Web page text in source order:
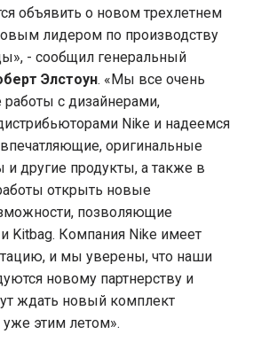
объявить о новом трехлетнем
лидером по производству
- сообщил генеральный
Элстоун. «Мы все очень
с дизайнерами,
Nike и надеемся
оригинальные
другие продукты, а также в
открыть новые
позволяющие
Kitbag. Компания Nike имеет
и мы уверены, что наши
новому партнерству и
ждать новый комплект
этим летом».